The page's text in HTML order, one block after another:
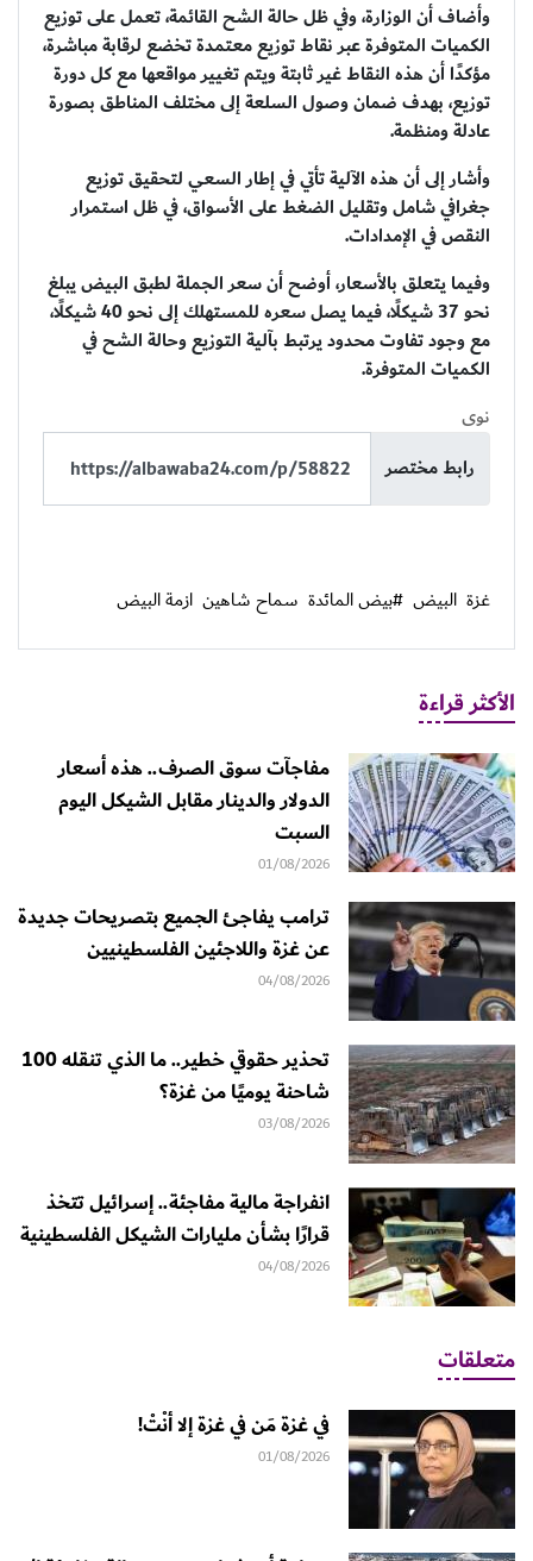
وأضاف أن الوزارة، وفي ظل حالة الشح القائمة، تعمل على توزيع
الكميات المتوفرة عبر نقاط توزيع معتمدة تخضع لرقابة مباشرة،
مؤكدًا أن هذه النقاط غير ثابتة ويتم تغيير مواقعها مع كل دورة
توزيع، بهدف ضمان وصول السلعة إلى مختلف المناطق بصورة
عادلة ومنظمة.
وأشار إلى أن هذه الآلية تأتي في إطار السعي لتحقيق توزيع
جغرافي شامل وتقليل الضغط على الأسواق، في ظل استمرار
النقص في الإمدادات.
وفيما يتعلق بالأسعار، أوضح أن سعر الجملة لطبق البيض يبلغ
نحو 37 شيكلًا، فيما يصل سعره للمستهلك إلى نحو 40 شيكلًا،
مع وجود تفاوت محدود يرتبط بآلية التوزيع وحالة الشح في
الكميات المتوفرة.
نوى
رابط مختصر
غزة البيض #بيض المائدة سماح شاهين ازمة البيض
الأكثر قراءة
مفاجآت سوق الصرف.. هذه أسعار
الدولار والدينار مقابل الشيكل اليوم
السبت
01/08/2026
ترامب يفاجئ الجميع بتصريحات جديدة
عن غزة واللاجئين الفلسطينيين
04/08/2026
تحذير حقوقي خطير.. ما الذي تنقله 100
شاحنة يوميًا من غزة؟
03/08/2026
انفراجة مالية مفاجئة.. إسرائيل تتخذ
قرارًا بشأن مليارات الشيكل الفلسطينية
04/08/2026
متعلقات
في غزة مَن في غزة إلا أنْتْ!
01/08/2026